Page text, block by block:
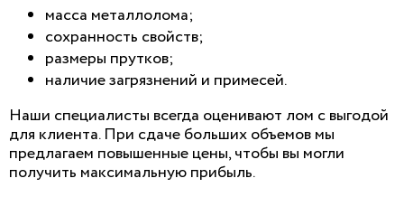
масса металлолома;
сохранность свойств;
размеры прутков;
наличие загрязнений и примесей.
Наши специалисты всегда оценивают лом с выгодой
для клиента. При сдаче больших объемов мы
предлагаем повышенные цены, чтобы вы могли
получить максимальную прибыль.